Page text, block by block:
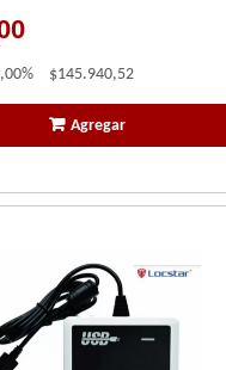
$145.940,52
Agregar